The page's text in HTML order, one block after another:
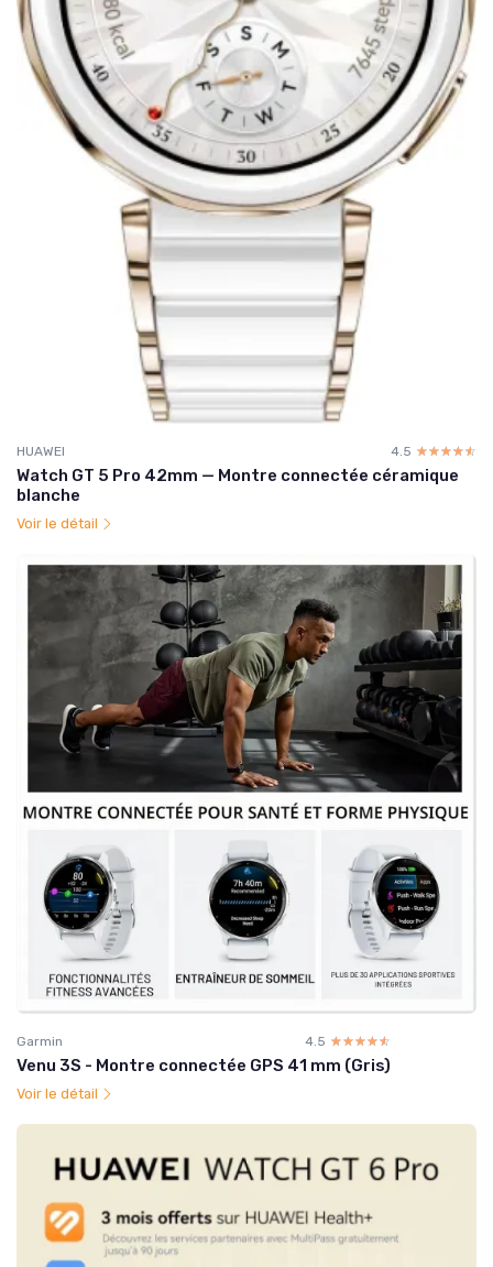
HUAWEI 4.5 ☆☆☆☆☆
★★★★★
Watch GT 5 Pro 42mm — Montre connectée céramique
blanche
Voir le détail
Garmin 4.5 ☆☆☆☆☆
★★★★★
Venu 3S - Montre connectée GPS 41 mm (Gris)
Voir le détail